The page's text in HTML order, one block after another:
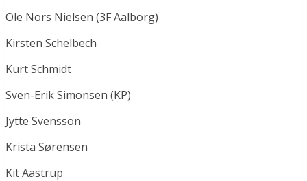
Ole Nors Nielsen (3F Aalborg)
Kirsten Schelbech
Kurt Schmidt
Sven-Erik Simonsen (KP)
Jytte Svensson
Krista Sørensen
Kit Aastrup